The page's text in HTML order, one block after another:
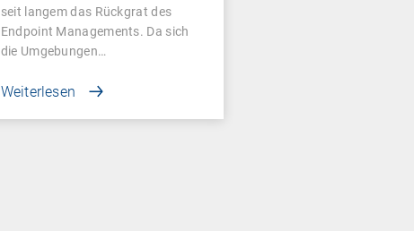
seit langem das Rückgrat des
Endpoint Managements. Da sich
die Umgebungen…
Weiterlesen